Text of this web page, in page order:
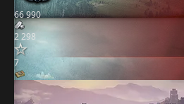
66 990
2 298
7